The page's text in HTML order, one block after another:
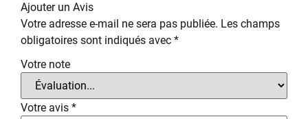
Ajouter un Avis
Votre adresse e-mail ne sera pas publiée. Les champs
obligatoires sont indiqués avec *
Votre note
Votre avis *